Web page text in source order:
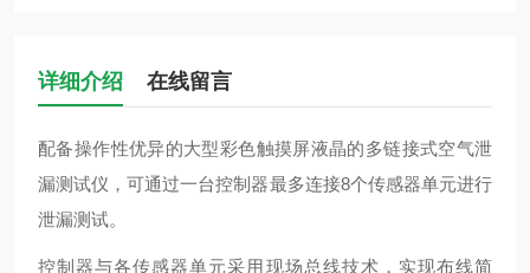
详细介绍 在线留言
配备操作性优异的大型彩色触摸屏液晶的多链接式空气泄
漏测试仪，可通过一台控制器最多连接8个传感器单元进行
泄漏测试。
控制器与各传感器单元采用现场总线技术，实现布线简